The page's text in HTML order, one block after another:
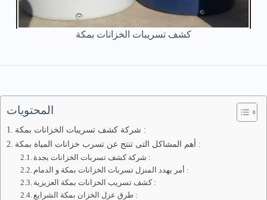
كشف تسريبات الخزانات بمكة
المحتويات
شركة كشف تسريبات الخزانات بمكة :
أهم المشاكل التى تنتج عن تسرب خزانات المياة بمكة :
شركة كشف تسربات الخزانات بجدة :
أمر يهدد المنزل تسربات الخزانات بمكة و الدمام :
كشف تسريب الخزانات بمكة العزيزية :
طرق عزل الخزان بمكة الشرايع :